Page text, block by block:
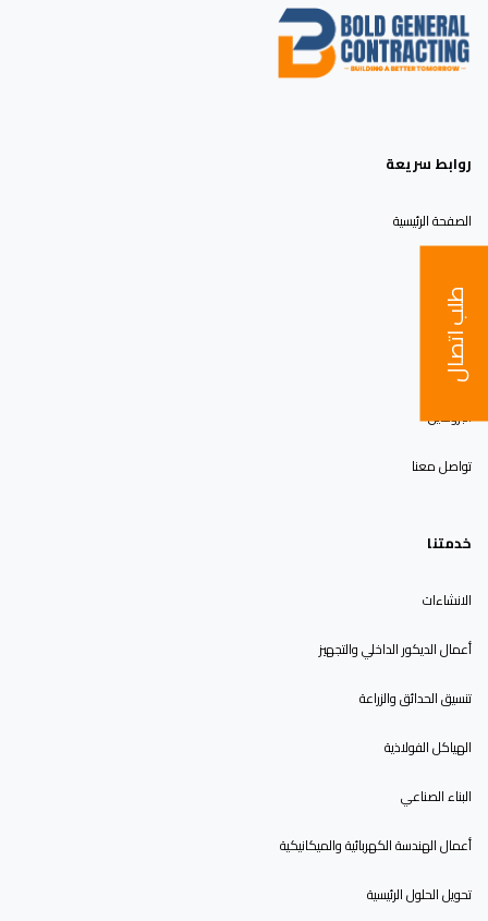
روابط سريعة
الصفحة الرئيسية
المشاريع
الخدمات
البروفايل
تواصل معنا
خدمتنا
الانشاءات
أعمال الديكور الداخلي والتجهيز
تنسيق الحدائق والزراعة
الهياكل الفولاذية
البناء الصناعي
أعمال الهندسة الكهربائية والميكانيكية
تحويل الحلول الرئيسية
طلب اتصال